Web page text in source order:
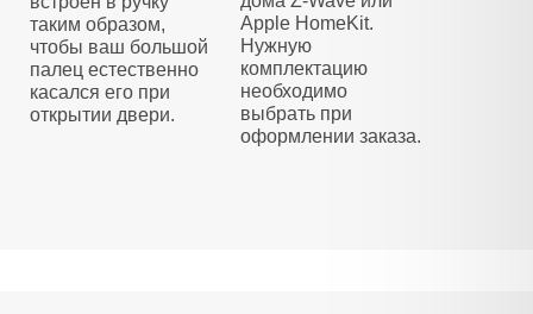
таким образом,
чтобы ваш большой
палец естественно
касался его при
открытии двери.
Apple HomeKit.
Нужную
комплектацию
необходимо
выбрать при
оформлении заказа.